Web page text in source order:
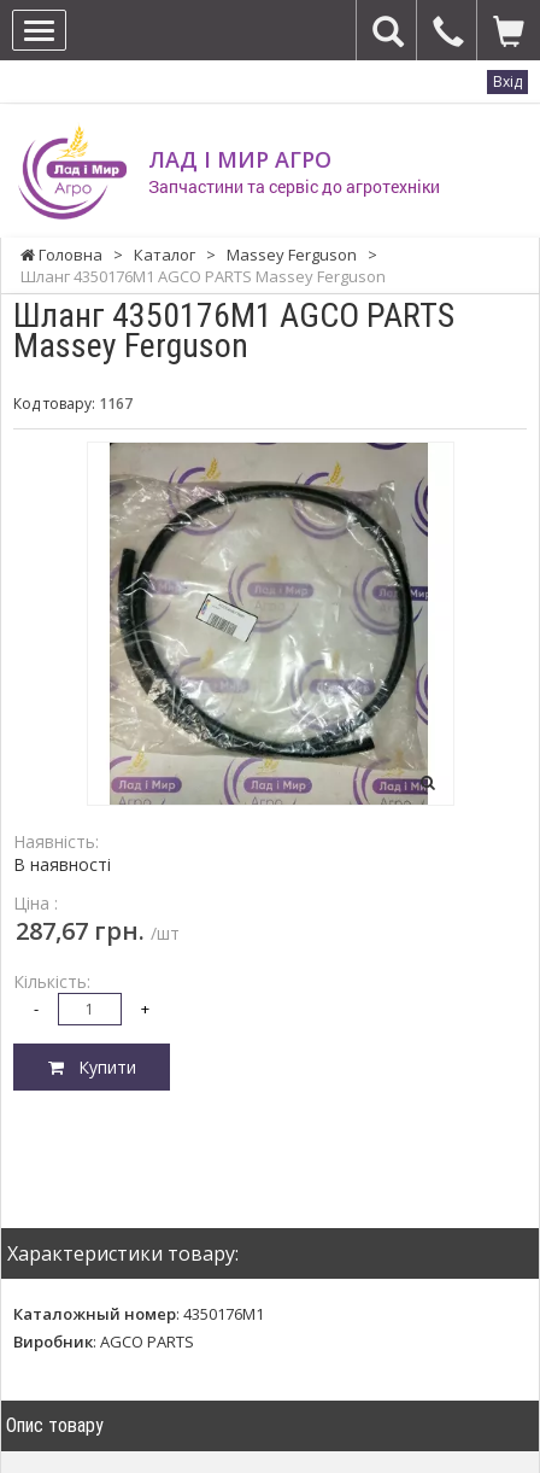
Вхід
ЛАД І МИР АГРО
Запчастини та сервіс до агротехніки
Головна > Каталог > Massey Ferguson
>
Шланг 4350176M1 AGCO PARTS Massey Ferguson
Шланг 4350176M1 AGCO PARTS
Massey Ferguson
Код товару: 1167
Наявність:
В наявності
Ціна :
287,67 грн. /шт
Кількість:
- +
Купити
Характеристики товару:
Каталожный номер: 4350176M1
Виробник: AGCO PARTS
Опис товару